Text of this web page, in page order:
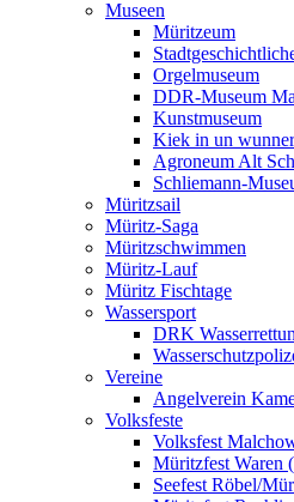
Museen
Müritzeum
Orgelmuseum
DDR-Museum
Kunstmuseum
Kiek in un
Agroneum Alt
Schliemann-
Müritzsail
Müritz-Saga
Müritzschwimmen
Müritz-Lauf
Müritz Fischtage
Wassersport
DRK
Vereine
Angelverein
Volksfeste
Volksfest
Müritzfest Waren
Seefest Röbel/